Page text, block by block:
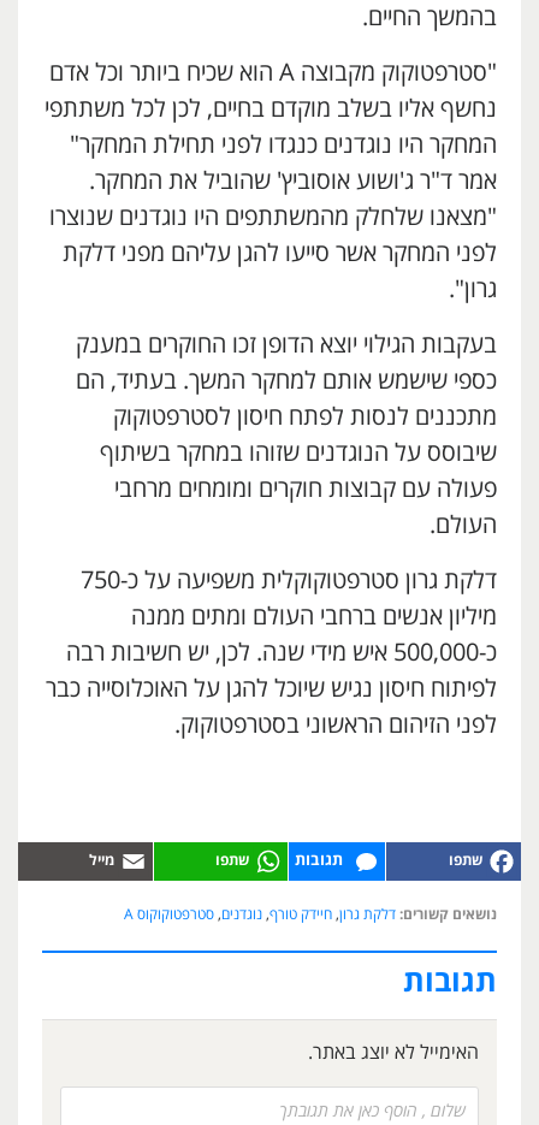
בהמשך החיים.
"סטרפטוקוק מקבוצה A הוא שכיח ביותר וכל אדם
נחשף אליו בשלב מוקדם בחיים, לכן לכל משתתפי
המחקר היו נוגדנים כנגדו לפני תחילת המחקר"
אמר ד"ר ג'ושוע אוסוביץ' שהוביל את המחקר.
"מצאנו שלחלק מהמשתתפים היו נוגדנים שנוצרו
לפני המחקר אשר סייעו להגן עליהם מפני דלקת
גרון".
בעקבות הגילוי יוצא הדופן זכו החוקרים במענק
כספי שישמש אותם למחקר המשך. בעתיד, הם
מתכננים לנסות לפתח חיסון לסטרפטוקוק
שיבוסס על הנוגדנים שזוהו במחקר בשיתוף
פעולה עם קבוצות חוקרים ומומחים מרחבי
העולם.
דלקת גרון סטרפטוקוקלית משפיעה על כ-750
מיליון אנשים ברחבי העולם ומתים ממנה
כ-500,000 איש מידי שנה. לכן, יש חשיבות רבה
לפיתוח חיסון נגיש שיוכל להגן על האוכלוסייה כבר
לפני הזיהום הראשוני בסטרפטוקוק.
תגובות
נושאים קשורים: דלקת גרון, חיידק טורף, נוגדנים, סטרפטוקוקוס A
תגובות
האימייל לא יוצג באתר.